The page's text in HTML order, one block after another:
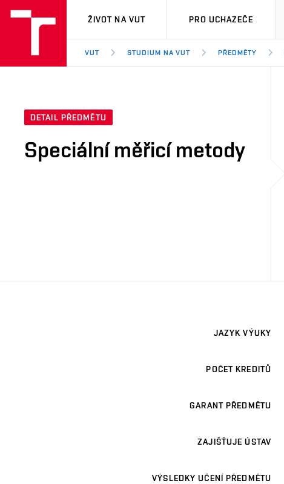
VUT
ŽIVOT NA VUT PRO UCHAZEČE
VUT STUDIUM NA VUT PŘEDMĚTY
DETAIL PŘEDMĚTU
Speciální měřicí metody
JAZYK VÝUKY
POČET KREDITŮ
GARANT PŘEDMĚTU
ZAJIŠŤUJE ÚSTAV
VÝSLEDKY UČENÍ PŘEDMĚTU